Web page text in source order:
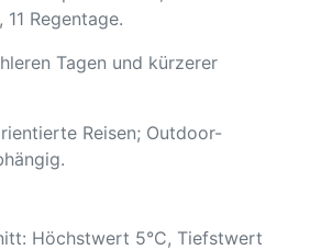
Regentage.
Tagen und kürzerer
Reisen; Outdoor-
Höchstwert 5°C, Tiefstwert